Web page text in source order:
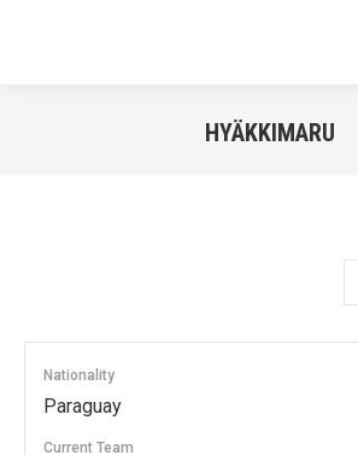
HYÄKKIMARU
Nationality
Paraguay
Current Team